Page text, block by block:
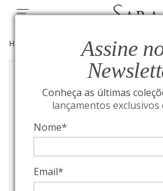
Assine
Conheça as últimas
lançamentos exclusivos
Nome*
Email*
HOME MONTBLANC /COURO